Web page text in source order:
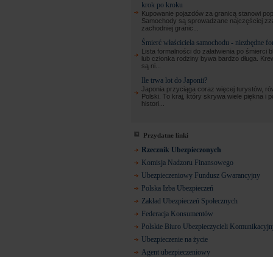
krok po kroku
Kupowanie pojazdów za granicą stanowi
Samochody są sprowadzane najczęściej
zachodniej granic...
Śmierć właściciela samochodu - niezbędne
Lista formalności do załatwienia po śmierci
lub członka rodziny bywa bardzo długa.
są ni...
Ile trwa lot do Japonii?
Japonia przyciąga coraz więcej turystów,
Polski. To kraj, który skrywa wiele piękna i
histori...
Przydatne linki
Rzecznik Ubezpieczonych
Komisja Nadzoru Finansowego
Ubezpieczeniowy Fundusz Gwarancyjny
Polska Izba Ubezpieczeń
Zakład Ubezpieczeń Społecznych
Federacja Konsumentów
Polskie Biuro Ubezpieczycieli
Ubezpieczenie na życie
Agent ubezpieczeniowy